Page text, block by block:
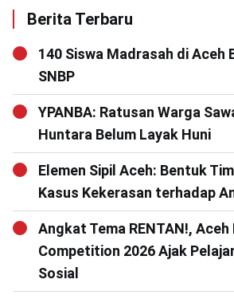
Berita Terbaru
140 Siswa Madrasah di Aceh
SNBP
YPANBA: Ratusan Warga
Huntara Belum Layak Huni
Elemen Sipil Aceh: Bentuk
Kasus Kekerasan terhadap
Angkat Tema RENTAN!,
Competition 2026 Ajak
Sosial